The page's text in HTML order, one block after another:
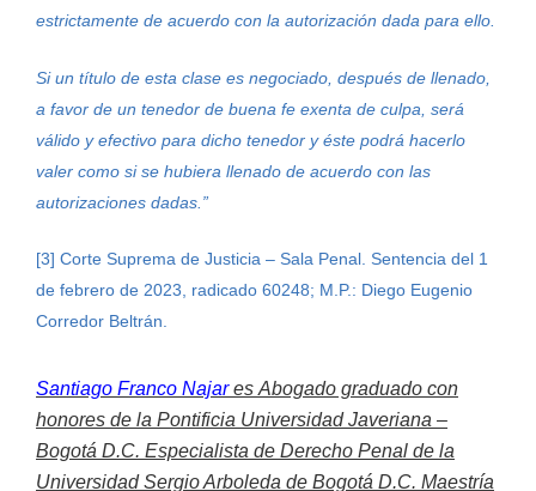
estrictamente de acuerdo con la autorización dada para ello.
Si un título de esta clase es negociado, después de llenado,
a favor de un tenedor de buena fe exenta de culpa, será
válido y efectivo para dicho tenedor y éste podrá hacerlo
valer como si se hubiera llenado de acuerdo con las
autorizaciones dadas. ”
[3] Corte Suprema de Justicia – Sala Penal. Sentencia del 1
de febrero de 2023, radicado 60248; M.P.: Diego Eugenio
Corredor Beltrán.
Santiago Franco Najares Abogado graduado con
honores de la Pontificia Universidad Javeriana –
Bogotá D.C. Especialista de Derecho Penal de la
Universidad Sergio Arboleda de Bogotá D.C. Maestría